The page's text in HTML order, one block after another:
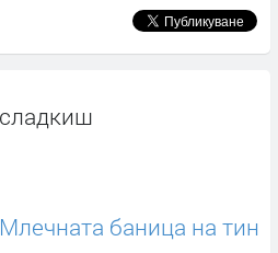
Млечната баница на тин